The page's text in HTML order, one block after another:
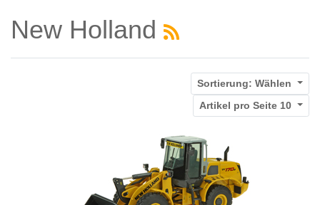
New Holland
Sortierung: Wählen
Artikel pro Seite 10